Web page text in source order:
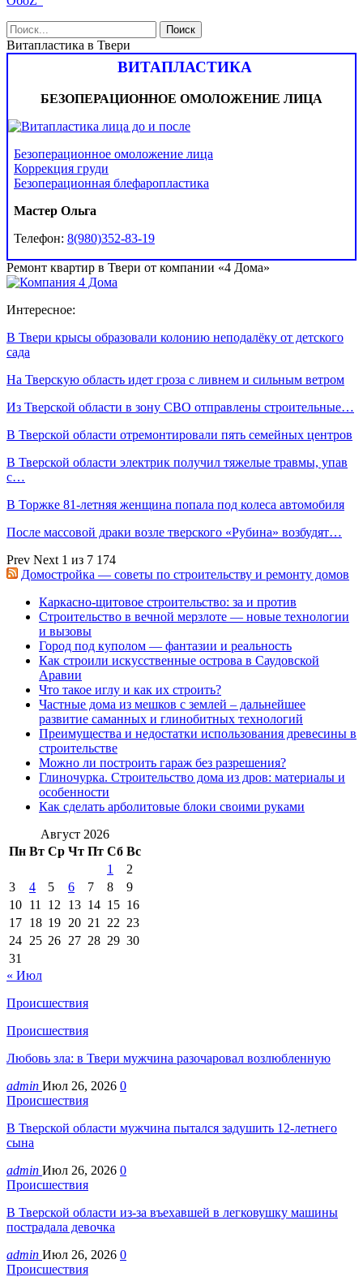
Витапластика в Твери
ВИТАПЛАСТИКА
БЕЗОПЕРАЦИОННОЕ ОМОЛОЖЕНИЕ ЛИЦА
Безоперационное омоложение лица
Коррекция груди
Безоперационная блефаропластика
Мастер Ольга
Телефон: 8(980)352-83-19
Ремонт квартир в Твери от компании «4 Дома»
Интересное:
В Твери крысы образовали колонию неподалёку от детского
сада
На Тверскую область идет гроза с ливнем и сильным ветром
Из Тверской области в зону СВО отправлены строительные…
В Тверской области отремонтировали пять семейных центров
В Тверской области электрик получил тяжелые травмы, упав
с…
В Торжке 81-летняя женщина попала под колеса автомобиля
После массовой драки возле тверского «Рубина» возбудят…
Prev Next 1 из 7 174
Домостройка — советы по строительству и ремонту домов
Каркасно-щитовое строительство: за и против
Строительство в вечной мерзлоте — новые технологии
и вызовы
Город под куполом — фантазии и реальность
Как строили искусственные острова в Саудовской
Аравии
Что такое иглу и как их строить?
Частные дома из мешков с землей – дальнейшее
развитие саманных и глинобитных технологий
Преимущества и недостатки использования древесины в
строительстве
Можно ли построить гараж без разрешения?
Глиночурка. Строительство дома из дров: материалы и
особенности
Как сделать арболитовые блоки своими руками
Август 2026
Пн Вт Ср Чт Пт Сб Вс
1
2
3
4 5 6 7 8
9
10 11 12 13 14 15 16
17 18 19 20 21 22 23
24 25 26 27 28 29 30
31
« Июл
Происшествия
Происшествия
Любовь зла: в Твери мужчина разочаровал возлюбленную
admin Июл 26, 2026 0
Происшествия
В Тверской области мужчина пытался задушить 12-летнего
сына
admin Июл 26, 2026 0
Происшествия
В Тверской области из-за въехавшей в легковушку машины
пострадала девочка
admin Июл 26, 2026 0
Происшествия